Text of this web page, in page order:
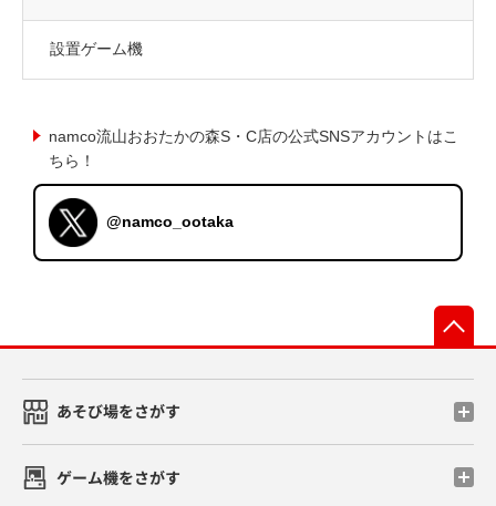
設置ゲーム機
namco流山おおたかの森S・C店の公式SNSアカウントはこ
ちら！
@namco_ootaka
あそび場をさがす
ゲーム機をさがす